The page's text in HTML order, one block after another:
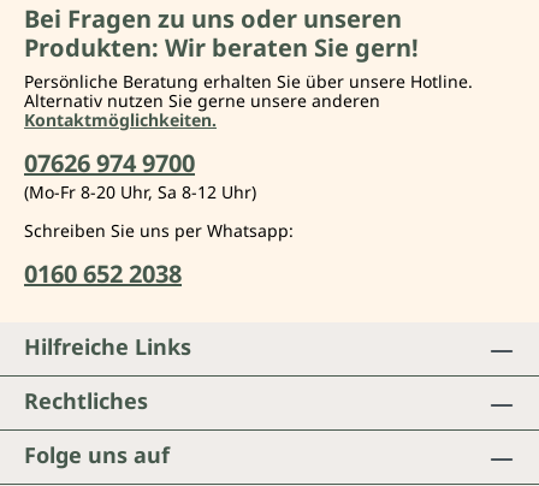
Bei Fragen zu uns oder unseren
Produkten: Wir beraten Sie gern!
Persönliche Beratung erhalten Sie über unsere Hotline.
Alternativ nutzen Sie gerne unsere anderen
Kontaktmöglichkeiten.
07626 974 9700
(Mo-Fr 8-20 Uhr, Sa 8-12 Uhr)
Schreiben Sie uns per Whatsapp:
0160 652 2038
Folge uns auf
Hilfreiche Links
Rechtliches